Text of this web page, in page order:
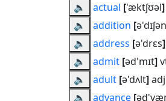
🔈
actual ['æktʃʊəl]
🔈
addition [ə'dɪʃən
🔈
address [ə'drɛs]
🔈
admit [əd'mɪt]
🔈
adult [ə'dʌlt]
🔈
advance [